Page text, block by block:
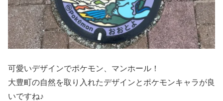
可愛いデザインでポケモン、マンホール！
大豊町の自然を取り入れたデザインとポケモンキャラが良
いですね♪